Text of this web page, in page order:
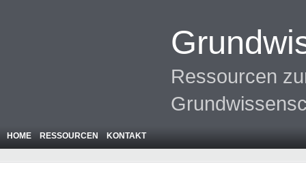
Ressourcen
HOME RESSOURCEN KONTAKT